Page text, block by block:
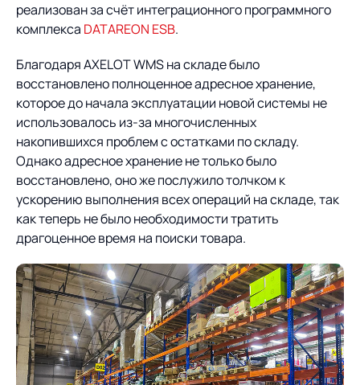
реализован за счёт интеграционного программного
комплекса DATAREON ESB.
Благодаря AXELOT WMS на складе было
восстановлено полноценное адресное хранение,
которое до начала эксплуатации новой системы не
использовалось из-за многочисленных
накопившихся проблем с остатками по складу.
Однако адресное хранение не только было
восстановлено, оно же послужило толчком к
ускорению выполнения всех операций на складе, так
как теперь не было необходимости тратить
драгоценное время на поиски товара.